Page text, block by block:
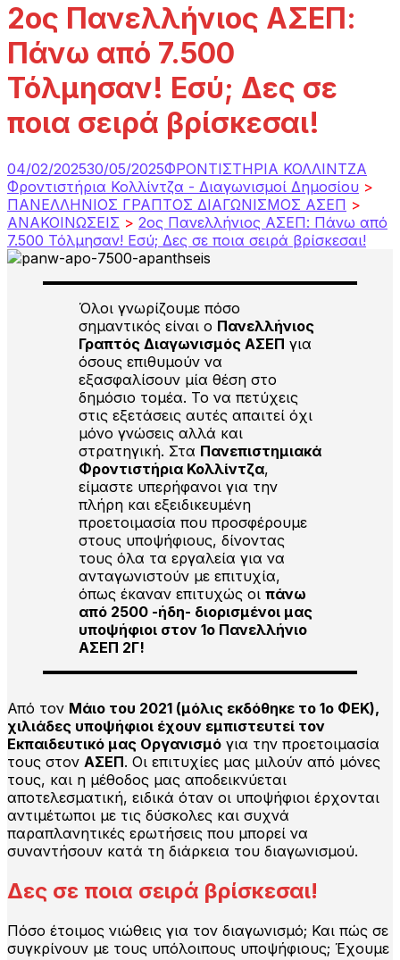
2ος Πανελλήνιος ΑΣΕΠ:
Πάνω από 7.500
Τόλμησαν! Εσύ; Δες σε
ποια σειρά βρίσκεσαι!
04/02/202530/05/2025ΦΡΟΝΤΙΣΤΗΡΙΑ ΚΟΛΛΙΝΤΖΑ
Φροντιστήρια Κολλίντζα - Διαγωνισμοί Δημοσίου >
ΠΑΝΕΛΛΗΝΙΟΣ ΓΡΑΠΤΟΣ ΔΙΑΓΩΝΙΣΜΟΣ ΑΣΕΠ >
ΑΝΑΚΟΙΝΩΣΕΙΣ > 2ος Πανελλήνιος ΑΣΕΠ: Πάνω από
7.500 Τόλμησαν! Εσύ; Δες σε ποια σειρά βρίσκεσαι!
Όλοι γνωρίζουμε πόσο
σημαντικός είναι ο Πανελλήνιος
Γραπτός Διαγωνισμός ΑΣΕΠ για
όσους επιθυμούν να
εξασφαλίσουν μία θέση στο
δημόσιο τομέα. Το να πετύχεις
στις εξετάσεις αυτές απαιτεί όχι
μόνο γνώσεις αλλά και
στρατηγική. Στα Πανεπιστημιακά
Φροντιστήρια Κολλίντζα,
είμαστε υπερήφανοι για την
πλήρη και εξειδικευμένη
προετοιμασία που προσφέρουμε
στους υποψήφιους, δίνοντας
τους όλα τα εργαλεία για να
ανταγωνιστούν με επιτυχία,
όπως έκαναν επιτυχώς οι πάνω
από 2500 -ήδη- διορισμένοι μας
υποψήφιοι στον 1ο Πανελλήνιο
ΑΣΕΠ 2Γ!
Από τον Μάιο του 2021 (μόλις εκδόθηκε το 1ο ΦΕΚ),
χιλιάδες υποψήφιοι έχουν εμπιστευτεί τον
Εκπαιδευτικό μας Οργανισμό για την προετοιμασία
τους στον ΑΣΕΠ. Οι επιτυχίες μας μιλούν από μόνες
τους, και η μέθοδος μας αποδεικνύεται
αποτελεσματική, ειδικά όταν οι υποψήφιοι έρχονται
αντιμέτωποι με τις δύσκολες και συχνά
παραπλανητικές ερωτήσεις που μπορεί να
συναντήσουν κατά τη διάρκεια του διαγωνισμού.
Δες σε ποια σειρά βρίσκεσαι!
Πόσο έτοιμος νιώθεις για τον διαγωνισμό; Και πώς σε
συγκρίνουν με τους υπόλοιπους υποψήφιους; Έχουμε